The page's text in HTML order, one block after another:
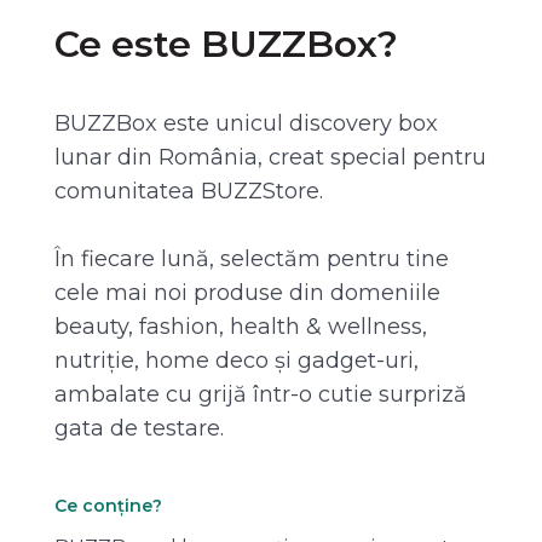
Ce este BUZZBox?
BUZZBox este unicul discovery box
lunar din România, creat special pentru
comunitatea BUZZStore.
În fiecare lună, selectăm pentru tine
cele mai noi produse din domeniile
beauty, fashion, health & wellness,
nutriție, home deco și gadget-uri,
ambalate cu grijă într-o cutie surpriză
gata de testare.
Ce conține?